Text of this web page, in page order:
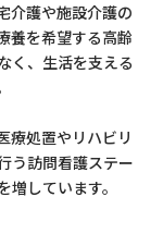
介護や施設介護の
養を希望する高齢
く、生活を支える
療処置やリハビリ
う訪問看護ステー
しています。